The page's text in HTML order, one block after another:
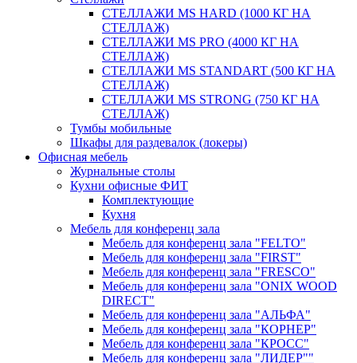
СТЕЛЛАЖИ MS HARD (1000 КГ НА
СТЕЛЛАЖ)
СТЕЛЛАЖИ MS PRO (4000 КГ НА
СТЕЛЛАЖ)
СТЕЛЛАЖИ MS STANDART (500 КГ НА
СТЕЛЛАЖ)
СТЕЛЛАЖИ MS STRONG (750 КГ НА
СТЕЛЛАЖ)
Тумбы мобильные
Шкафы для раздевалок (локеры)
Офисная мебель
Журнальные столы
Кухни офисные ФИТ
Комплектующие
Кухня
Мебель для конференц зала
Мебель для конференц зала "FELTO"
Мебель для конференц зала "FIRST"
Мебель для конференц зала "FRESCO"
Мебель для конференц зала "ONIX WOOD
DIRECT"
Мебель для конференц зала "АЛЬФА"
Мебель для конференц зала "КОРНЕР"
Мебель для конференц зала "КРОСС"
Мебель для конференц зала "ЛИДЕР""